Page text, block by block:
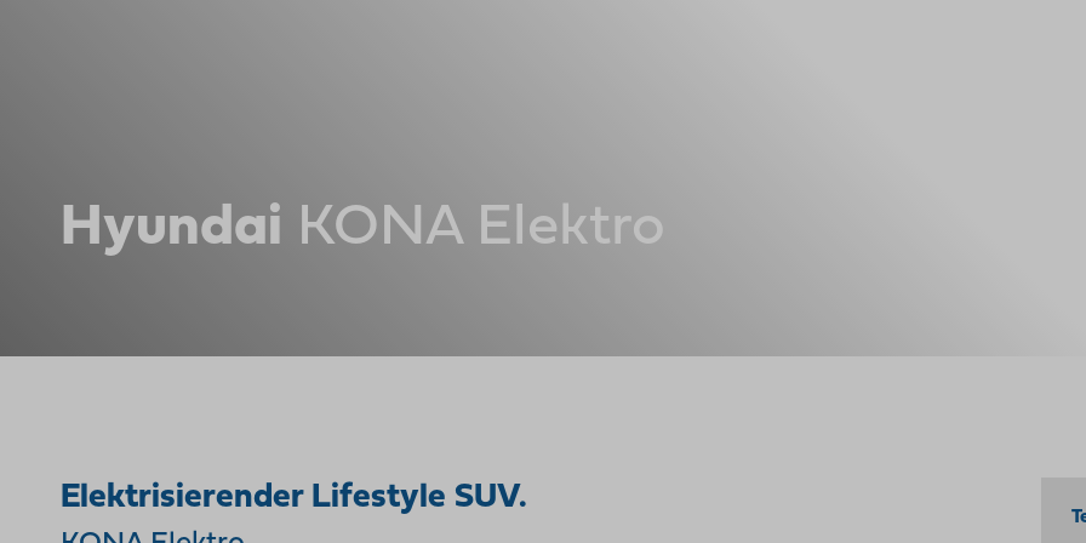
Hyundai KONA Elektro
Elektrisierender Lifestyle SUV.